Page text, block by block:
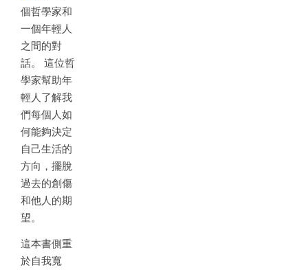
個哲學家和
一個年輕人
之間的對
話。 這位哲
學家幫助年
輕人了解我
們每個人如
何能夠決定
自己生活的
方向，擺脫
過去的創傷
和他人的期
望。
這本書側重
於自我寬